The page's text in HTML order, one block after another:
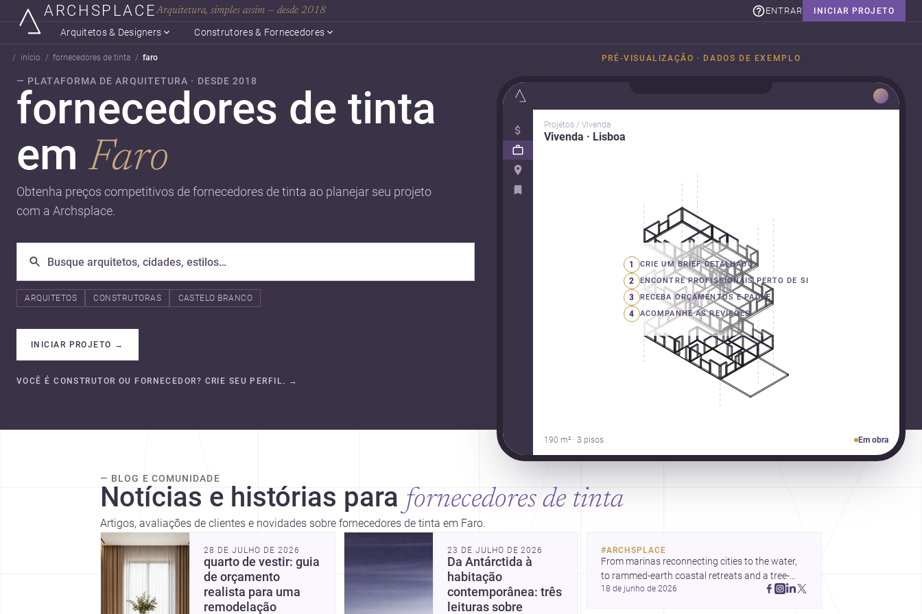
ARCHSPLACEArquitetura, simples assim — desde 2018 INICIAR PROJETO
ENTRAR
Arquitetos & Designers Construtores & Fornecedores
início fornecedores de tinta faro
— PLATAFORMA DE ARQUITETURA · DESDE 2018
fornecedores de tinta
emFaro
Obtenha preços competitivos de fornecedores de tinta ao planejar seu projeto
com a Archsplace.
ARQUITETOS CONSTRUTORAS CASTELO BRANCO
INICIAR PROJETO →
VOCÊ É CONSTRUTOR OU FORNECEDOR? CRIE SEU PERFIL. →
PRÉ-VISUALIZAÇÃO · DADOS DE EXEMPLO
Projetos / Vivenda
Vivenda · Lisboa
1 CRIE UM BRIEF DETALHADO
2 ENCONTRE PROFISSIONAIS PERTO DE SI
3 RECEBA ORÇAMENTOS E PAGUE
4 ACOMPANHE AS REVISÕES
190 m² · 3 pisos Em obra
— BLOG E COMUNIDADE
Notícias e histórias para fornecedores de tinta
Artigos, avaliações de clientes e novidades sobre fornecedores de tinta em Faro.
28 DE JULHO DE 2026
quarto de vestir: guia
de orçamento
realista para uma
remodelação
23 DE JULHO DE 2026
Da Antárctida à
habitação
contemporânea: três
leituras sobre
#ARCHSPLACE
From marinas reconnecting cities to the water,
to rammed-earth coastal retreats and a tree-
filled Osaka rest area, these projects show
18 de junho de 2026